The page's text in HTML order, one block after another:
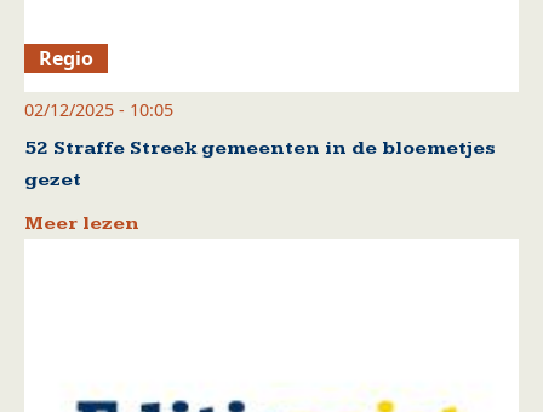
Regio
02/12/2025 - 10:05
52 Straffe Streek gemeenten in de bloemetjes
gezet
Meer lezen